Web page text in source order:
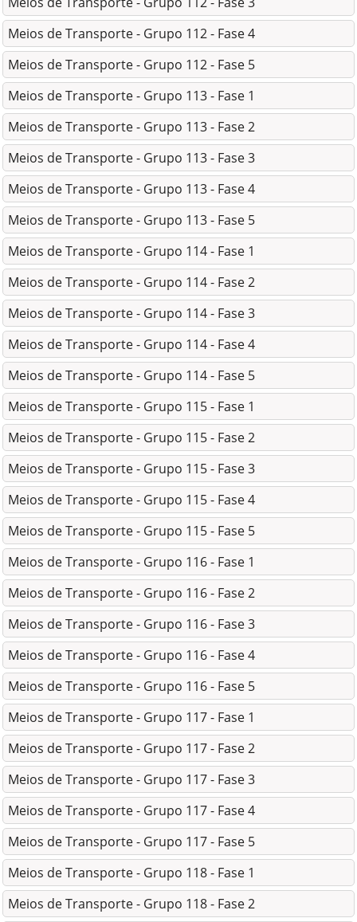
Meios de Transporte - Grupo 112 - Fase 4
Meios de Transporte - Grupo 112 - Fase 5
Meios de Transporte - Grupo 113 - Fase 1
Meios de Transporte - Grupo 113 - Fase 2
Meios de Transporte - Grupo 113 - Fase 3
Meios de Transporte - Grupo 113 - Fase 4
Meios de Transporte - Grupo 113 - Fase 5
Meios de Transporte - Grupo 114 - Fase 1
Meios de Transporte - Grupo 114 - Fase 2
Meios de Transporte - Grupo 114 - Fase 3
Meios de Transporte - Grupo 114 - Fase 4
Meios de Transporte - Grupo 114 - Fase 5
Meios de Transporte - Grupo 115 - Fase 1
Meios de Transporte - Grupo 115 - Fase 2
Meios de Transporte - Grupo 115 - Fase 3
Meios de Transporte - Grupo 115 - Fase 4
Meios de Transporte - Grupo 115 - Fase 5
Meios de Transporte - Grupo 116 - Fase 1
Meios de Transporte - Grupo 116 - Fase 2
Meios de Transporte - Grupo 116 - Fase 3
Meios de Transporte - Grupo 116 - Fase 4
Meios de Transporte - Grupo 116 - Fase 5
Meios de Transporte - Grupo 117 - Fase 1
Meios de Transporte - Grupo 117 - Fase 2
Meios de Transporte - Grupo 117 - Fase 3
Meios de Transporte - Grupo 117 - Fase 4
Meios de Transporte - Grupo 117 - Fase 5
Meios de Transporte - Grupo 118 - Fase 1
Meios de Transporte - Grupo 118 - Fase 2